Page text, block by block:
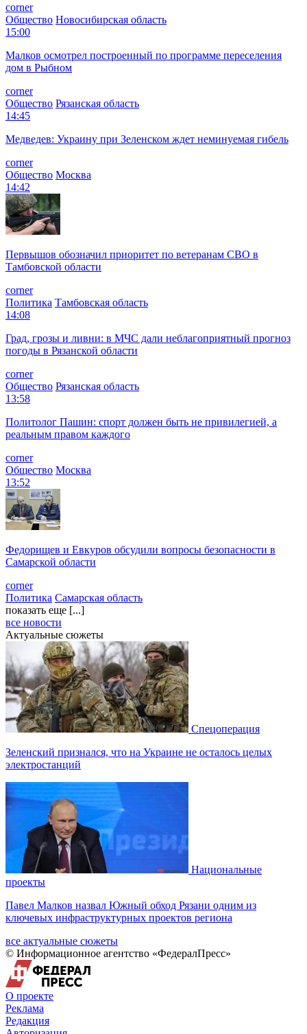
corner
Общество Новосибирская область
15:00
Малков осмотрел построенный по программе переселения
дом в Рыбном
corner
Общество Рязанская область
14:45
Медведев: Украину при Зеленском ждет неминуемая гибель
corner
Общество Москва
14:42
Первышов обозначил приоритет по ветеранам СВО в
Тамбовской области
corner
Политика Тамбовская область
14:08
Град, грозы и ливни: в МЧС дали неблагоприятный прогноз
погоды в Рязанской области
corner
Общество Рязанская область
13:58
Политолог Пашин: спорт должен быть не привилегией, а
реальным правом каждого
corner
Общество Москва
13:52
Федорищев и Евкуров обсудили вопросы безопасности в
Самарской области
corner
Политика Самарская область
показать еще [...]
все новости
Актуальные сюжеты
Спецоперация
Зеленский признался, что на Украине не осталось целых
электростанций
Национальные
проекты
Павел Малков назвал Южный обход Рязани одним из
ключевых инфраструктурных проектов региона
все актуальные сюжеты
© Информационное агентство «ФедералПресс»
О проекте
Реклама
Редакция